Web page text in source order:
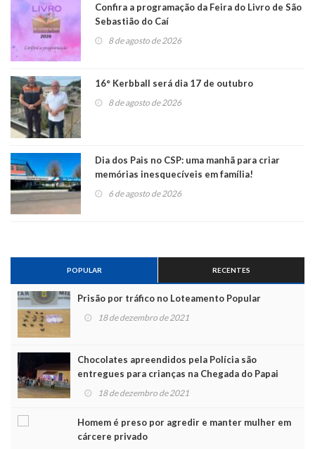
Confira a programação da Feira do Livro de São
Sebastião do Caí
8 de agosto de 2026
16° Kerbball será dia 17 de outubro
8 de agosto de 2026
Dia dos Pais no CSP: uma manhã para criar
memórias inesquecíveis em família!
6 de agosto de 2026
POPULAR RECENTES
Prisão por tráfico no Loteamento Popular
18 de dezembro de 2021
Chocolates apreendidos pela Polícia são
entregues para crianças na Chegada do Papai
Noel
18 de dezembro de 2021
Homem é preso por agredir e manter mulher em
cárcere privado